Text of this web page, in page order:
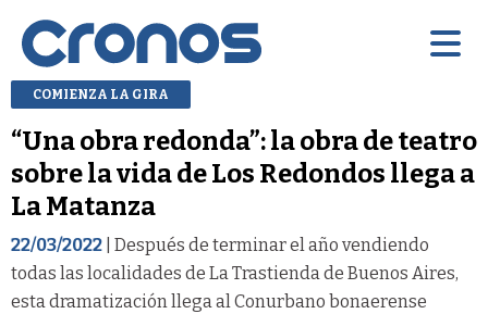
COMIENZA LA GIRA
“Una obra redonda”: la obra de teatro
sobre la vida de Los Redondos llega a
La Matanza
22/03/2022 | Después de terminar el año vendiendo
todas las localidades de La Trastienda de Buenos Aires,
esta dramatización llega al Conurbano bonaerense